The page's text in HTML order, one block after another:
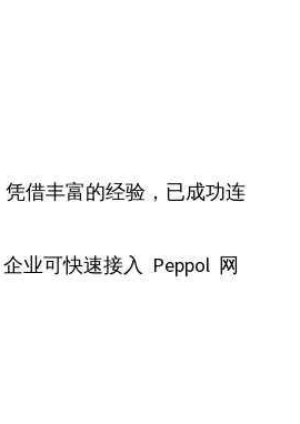
凭借丰富的经验，已成功连
业可快速接入 Peppol 网